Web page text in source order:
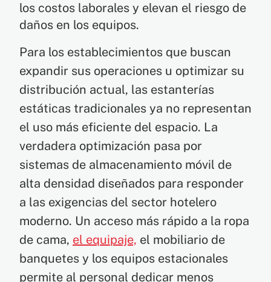
los costos laborales y elevan el riesgo de
daños en los equipos.
Para los establecimientos que buscan
expandir sus operaciones u optimizar su
distribución actual, las estanterías
estáticas tradicionales ya no representan
el uso más eficiente del espacio. La
verdadera optimización pasa por
sistemas de almacenamiento móvil de
alta densidad diseñados para responder
a las exigencias del sector hotelero
moderno. Un acceso más rápido a la ropa
de cama, el equipaje, el mobiliario de
banquetes y los equipos estacionales
permite al personal dedicar menos